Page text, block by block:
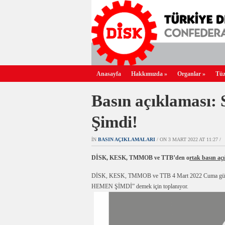
Anasayfa Hakkımızda » Organlar »
Basın
Şimdi!
IN BASIN AÇIKLAMALARI / ON 3 MART 2022 AT 11:27 /
DİSK, KESK, TMMOB ve TTB’den ortak basın
DİSK, KESK, TMMOB ve TTB 4 Mart 2022 Cuma
HEMEN ŞİMDİ” demek için toplanıyor.